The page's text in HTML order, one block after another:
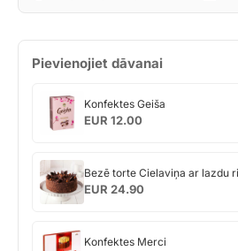
Pievienojiet dāvanai
Konfektes
Geiša
Konfektes Geiša
EUR 12.00
Bezē
torte
Cielaviņa
lazdu
Bezē torte Cielaviņa ar lazdu
EUR 24.90
KonfektesKonfektes Merci